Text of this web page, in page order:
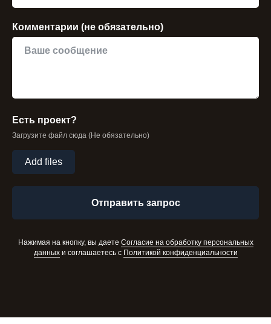
Комментарии (не обязательно)
Есть проект?
Загрузите файл сюда (Не обязательно)
Add files
Отправить запрос
Нажимая на кнопку, вы даете Cогласие на обработку персональных
данныхи соглашаетесь c Политикой конфиденциальности